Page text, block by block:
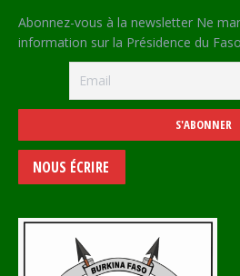
Abonnez-vous à la newsletter Ne
information sur la Présidence du Faso
NOUS ÉCRIRE